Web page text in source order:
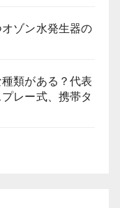
ゾン水発生器の
類がある？代表
レー式、携帯タ